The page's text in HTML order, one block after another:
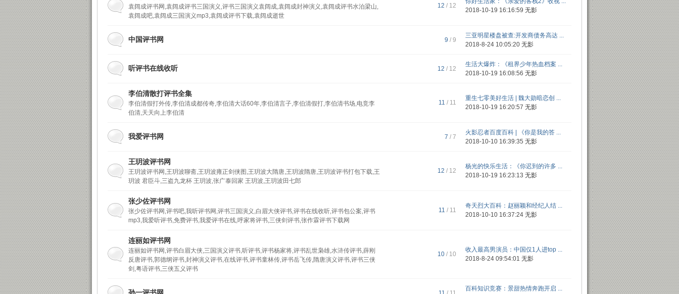
袁阔成评书网,袁阔成评书三国演义,评书三国演义袁阔成,袁阔成封神演义,袁阔成评书水泊梁山,
袁阔成吧,袁阔成三国演义mp3,袁阔成评书下载,袁阔成逝世
12 / 12
2018-10-19 16:16:59 无影
中国评书网 9 / 9
三亚明星楼盘被查:开发商债务高达 ...
2018-8-24 10:05:20 无影
听评书在线收听 12 / 12
生活大爆炸：《租界少年热血档案 ...
2018-10-19 16:08:56 无影
李伯清散打评书全集
李伯清假打外传,李伯清成都传奇,李伯清大话60年,李伯清言子,李伯清假打,李伯清书场,电竞李
伯清,天天向上李伯清
11 / 11
重生七零美好生活 | 魏大勋暗恋创 ...
2018-10-19 16:20:57 无影
我爱评书网 7 / 7
火影忍者百度百科 | 《你是我的答 ...
2018-10-10 16:39:35 无影
王玥波评书网
王玥波评书网,王玥波聊斋,王玥波雍正剑侠图,王玥波大隋唐,王玥波隋唐,王玥波评书打包下载,王
玥波 君臣斗,三盗九龙杯 王玥波,张广泰回家 王玥波,王玥波田七郎
12 / 12
杨光的快乐生活：《你迟到的许多 ...
2018-10-19 16:23:13 无影
张少佐评书网
张少佐评书网,评书吧,我听评书网,评书三国演义,白眉大侠评书,评书在线收听,评书包公案,评书
mp3,我爱听评书,免费评书,我爱评书在线,呼家将评书,三侠剑评书,张作霖评书下载网
11 / 11
奇天烈大百科：赵丽颖和经纪人结 ...
2018-10-10 16:37:24 无影
连丽如评书网
连丽如评书网,评书白眉大侠,三国演义评书,听评书,评书杨家将,评书乱世枭雄,水浒传评书,薛刚
反唐评书,郭德纲评书,封神演义评书,在线评书,评书童林传,评书岳飞传,隋唐演义评书,评书三侠
剑,粤语评书,三侠五义评书
10 / 10
收入最高男演员：中国仅1人进top ...
2018-8-24 09:54:01 无影
百科知识竞赛：景甜热情奔跑开启 ...